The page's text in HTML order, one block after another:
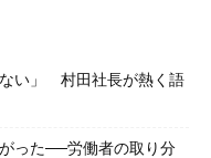
い」 村田社長が熱く語
った──労働者の取り分